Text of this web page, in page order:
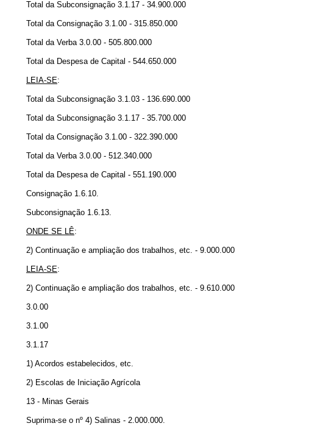
Total da Subconsignação 3.1.17 - 34.900.000
Total da Consignação 3.1.00 - 315.850.000
Total da Verba 3.0.00 - 505.800.000
Total da Despesa de Capital - 544.650.000
LEIA-SE:
Total da Subconsignação 3.1.03 - 136.690.000
Total da Subconsignação 3.1.17 - 35.700.000
Total da Consignação 3.1.00 - 322.390.000
Total da Verba 3.0.00 - 512.340.000
Total da Despesa de Capital - 551.190.000
Consignação 1.6.10.
Subconsignação 1.6.13.
ONDE SE LÊ:
2) Continuação e ampliação dos trabalhos, etc. - 9.000.000
LEIA-SE:
2) Continuação e ampliação dos trabalhos, etc. - 9.610.000
3.0.00
3.1.00
3.1.17
1) Acordos estabelecidos, etc.
2) Escolas de Iniciação Agrícola
13 - Minas Gerais
Suprima-se o nº 4) Salinas - 2.000.000.